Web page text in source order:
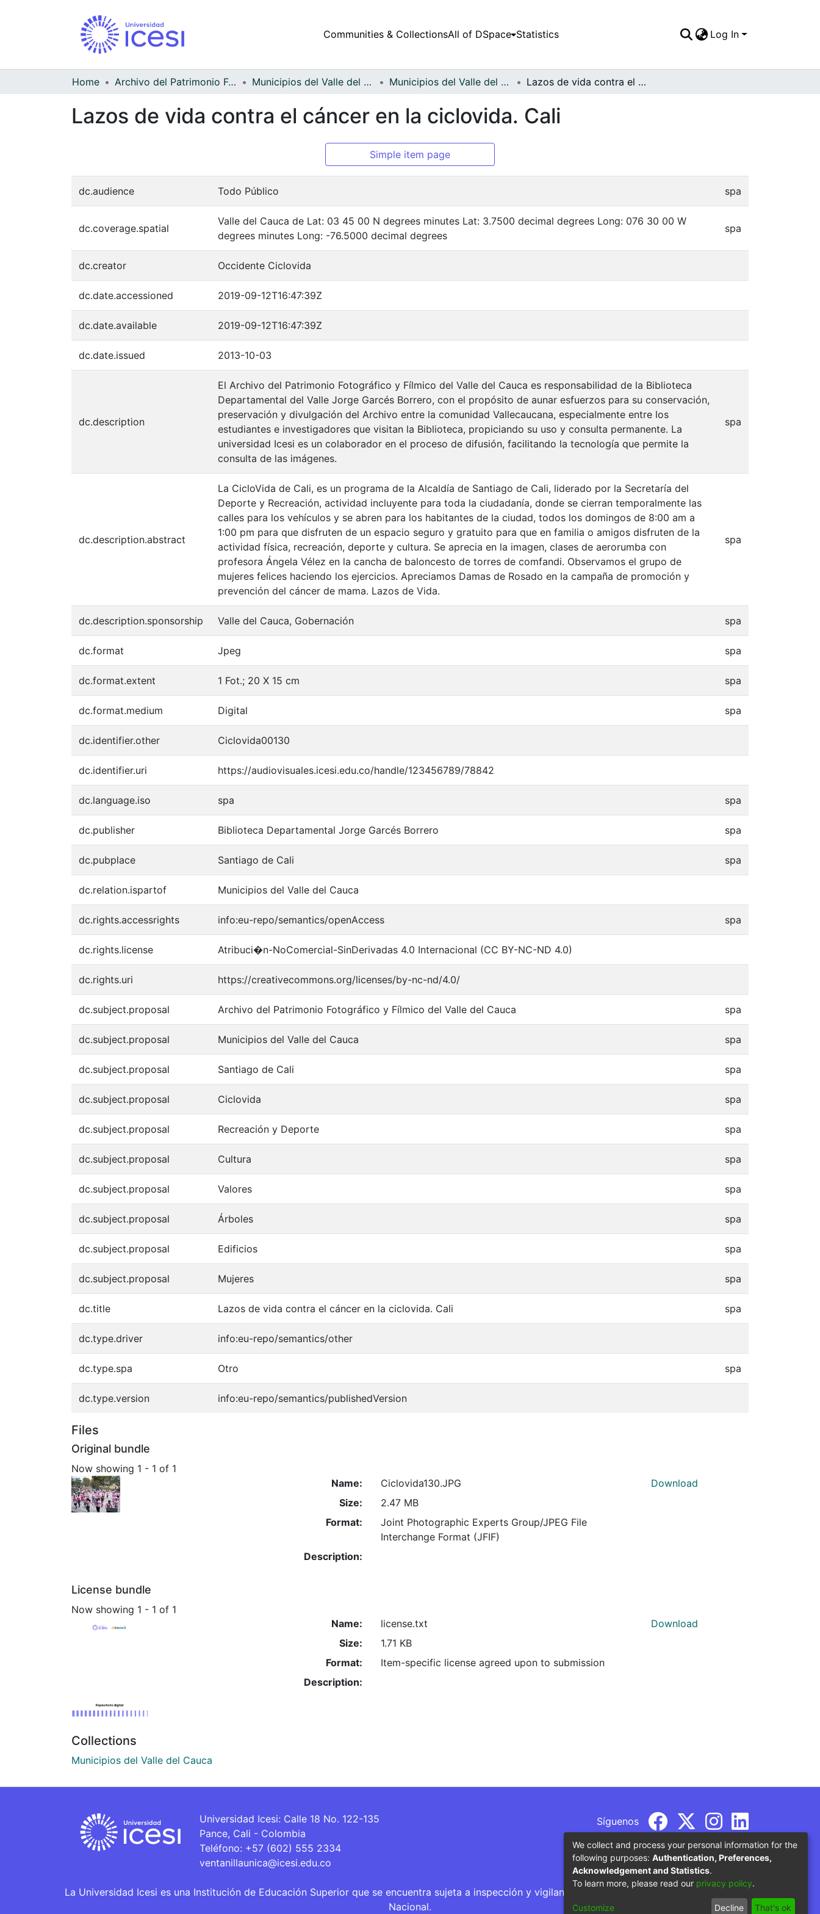
Communities & CollectionsAll of DSpace Statistics Log In
Home Archivo del Patrimonio Fotográfico y Fílmico del Valle del Cauca Municipios del Valle del Cauca Municipios del Valle del Cauca Lazos de vida contra el cáncer en la ciclovida. Cali
Lazos de vida contra el cáncer en la ciclovida. Cali
Simple item page
dc.audience Todo Público spa
dc.coverage.spatial
Valle del Cauca de Lat: 03 45 00 N degrees minutes Lat: 3.7500 decimal degrees Long: 076 30 00 W
degrees minutes Long: -76.5000 decimal degrees
spa
dc.creator Occidente Ciclovida
dc.date.accessioned 2019-09-12T16:47:39Z
dc.date.available 2019-09-12T16:47:39Z
dc.date.issued 2013-10-03
dc.description
El Archivo del Patrimonio Fotográfico y Fílmico del Valle del Cauca es responsabilidad de la Biblioteca
Departamental del Valle Jorge Garcés Borrero, con el propósito de aunar esfuerzos para su conservación,
preservación y divulgación del Archivo entre la comunidad Vallecaucana, especialmente entre los
estudiantes e investigadores que visitan la Biblioteca, propiciando su uso y consulta permanente. La
universidad Icesi es un colaborador en el proceso de difusión, facilitando la tecnología que permite la
consulta de las imágenes.
spa
dc.description.abstract
La CicloVida de Cali, es un programa de la Alcaldía de Santiago de Cali, liderado por la Secretaría del
Deporte y Recreación, actividad incluyente para toda la ciudadanía, donde se cierran temporalmente las
calles para los vehículos y se abren para los habitantes de la ciudad, todos los domingos de 8:00 am a
1:00 pm para que disfruten de un espacio seguro y gratuito para que en familia o amigos disfruten de la
actividad física, recreación, deporte y cultura. Se aprecia en la imagen, clases de aerorumba con
profesora Ángela Vélez en la cancha de baloncesto de torres de comfandi. Observamos el grupo de
mujeres felices haciendo los ejercicios. Apreciamos Damas de Rosado en la campaña de promoción y
prevención del cáncer de mama. Lazos de Vida.
spa
dc.description.sponsorship Valle del Cauca, Gobernación spa
dc.format Jpeg spa
dc.format.extent 1 Fot.; 20 X 15 cm spa
dc.format.medium Digital spa
dc.identifier.other Ciclovida00130
dc.identifier.uri https://audiovisuales.icesi.edu.co/handle/123456789/78842
dc.language.iso spa spa
dc.publisher Biblioteca Departamental Jorge Garcés Borrero spa
dc.pubplace Santiago de Cali spa
dc.relation.ispartof Municipios del Valle del Cauca
dc.rights.accessrights info:eu-repo/semantics/openAccess spa
dc.rights.license Atribuci�n-NoComercial-SinDerivadas 4.0 Internacional (CC BY-NC-ND 4.0)
dc.rights.uri https://creativecommons.org/licenses/by-nc-nd/4.0/
dc.subject.proposal Archivo del Patrimonio Fotográfico y Fílmico del Valle del Cauca spa
dc.subject.proposal Municipios del Valle del Cauca spa
dc.subject.proposal Santiago de Cali spa
dc.subject.proposal Ciclovida spa
dc.subject.proposal Recreación y Deporte spa
dc.subject.proposal Cultura spa
dc.subject.proposal Valores spa
dc.subject.proposal Árboles spa
dc.subject.proposal Edificios spa
dc.subject.proposal Mujeres spa
dc.title Lazos de vida contra el cáncer en la ciclovida. Cali spa
dc.type.driver info:eu-repo/semantics/other
dc.type.spa Otro spa
dc.type.version info:eu-repo/semantics/publishedVersion
Files
Original bundle
Now showing 1 - 1 of 1
Name:
Ciclovida130.JPG
Size:
2.47 MB
Format:
Joint Photographic Experts Group/JPEG File
Interchange Format (JFIF)
Description:
Download
License bundle
Now showing 1 - 1 of 1
Name:
license.txt
Size:
1.71 KB
Format:
Item-specific license agreed upon to submission
Description:
Download
Collections
Municipios del Valle del Cauca
Universidad Icesi: Calle 18 No. 122-135
Pance, Cali - Colombia
Teléfono: +57 (602) 555 2334
ventanillaunica@icesi.edu.co
Síguenos
La Universidad Icesi es una Institución de Educación Superior que se encuentra sujeta a inspección y vigilancia por parte del Ministerio de Educación
Nacional.
We collect and process your personal information for the
following purposes: Authentication, Preferences,
Acknowledgement and Statistics.
To learn more, please read our privacy policy.
Customize Decline That's ok